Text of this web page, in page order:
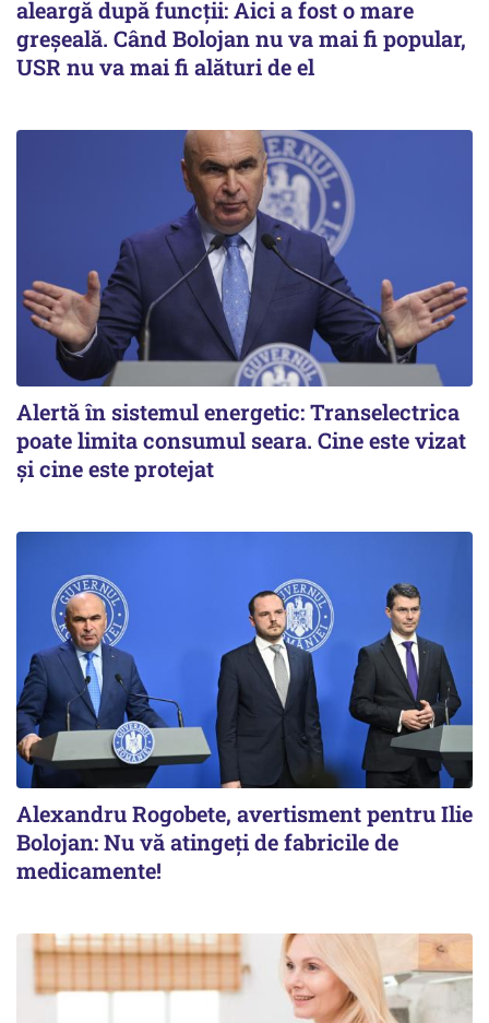
aleargă după funcții: Aici a fost o mare
greșeală. Când Bolojan nu va mai fi popular,
USR nu va mai fi alături de el
Alertă în sistemul energetic: Transelectrica
poate limita consumul seara. Cine este vizat
și cine este protejat
Alexandru Rogobete, avertisment pentru Ilie
Bolojan: Nu vă atingeți de fabricile de
medicamente!